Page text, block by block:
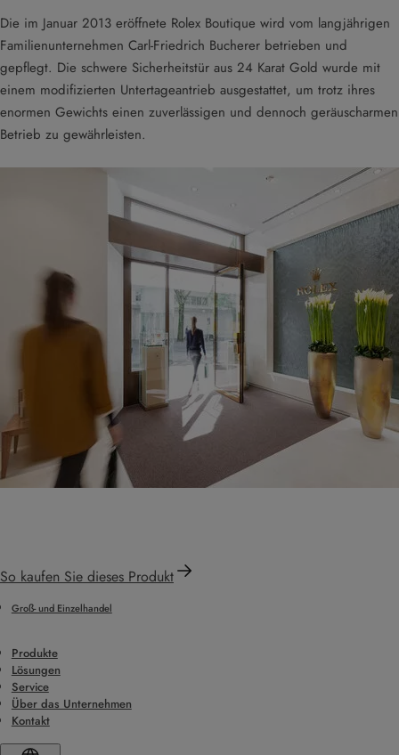
Die im Januar 2013 eröffnete Rolex Boutique wird vom langjährigen
Familienunternehmen Carl-Friedrich Bucherer betrieben und
gepflegt. Die schwere Sicherheitstür aus 24 Karat Gold wurde mit
einem modifizierten Untertageantrieb ausgestattet, um trotz ihres
enormen Gewichts einen zuverlässigen und dennoch geräuscharmen
Betrieb zu gewährleisten.
So kaufen Sie dieses Produkt
Groß- und Einzelhandel
Produkte
Lösungen
Service
Über das Unternehmen
Kontakt